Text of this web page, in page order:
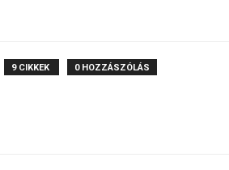
9 CIKKEK 0 HOZZÁSZÓLÁS